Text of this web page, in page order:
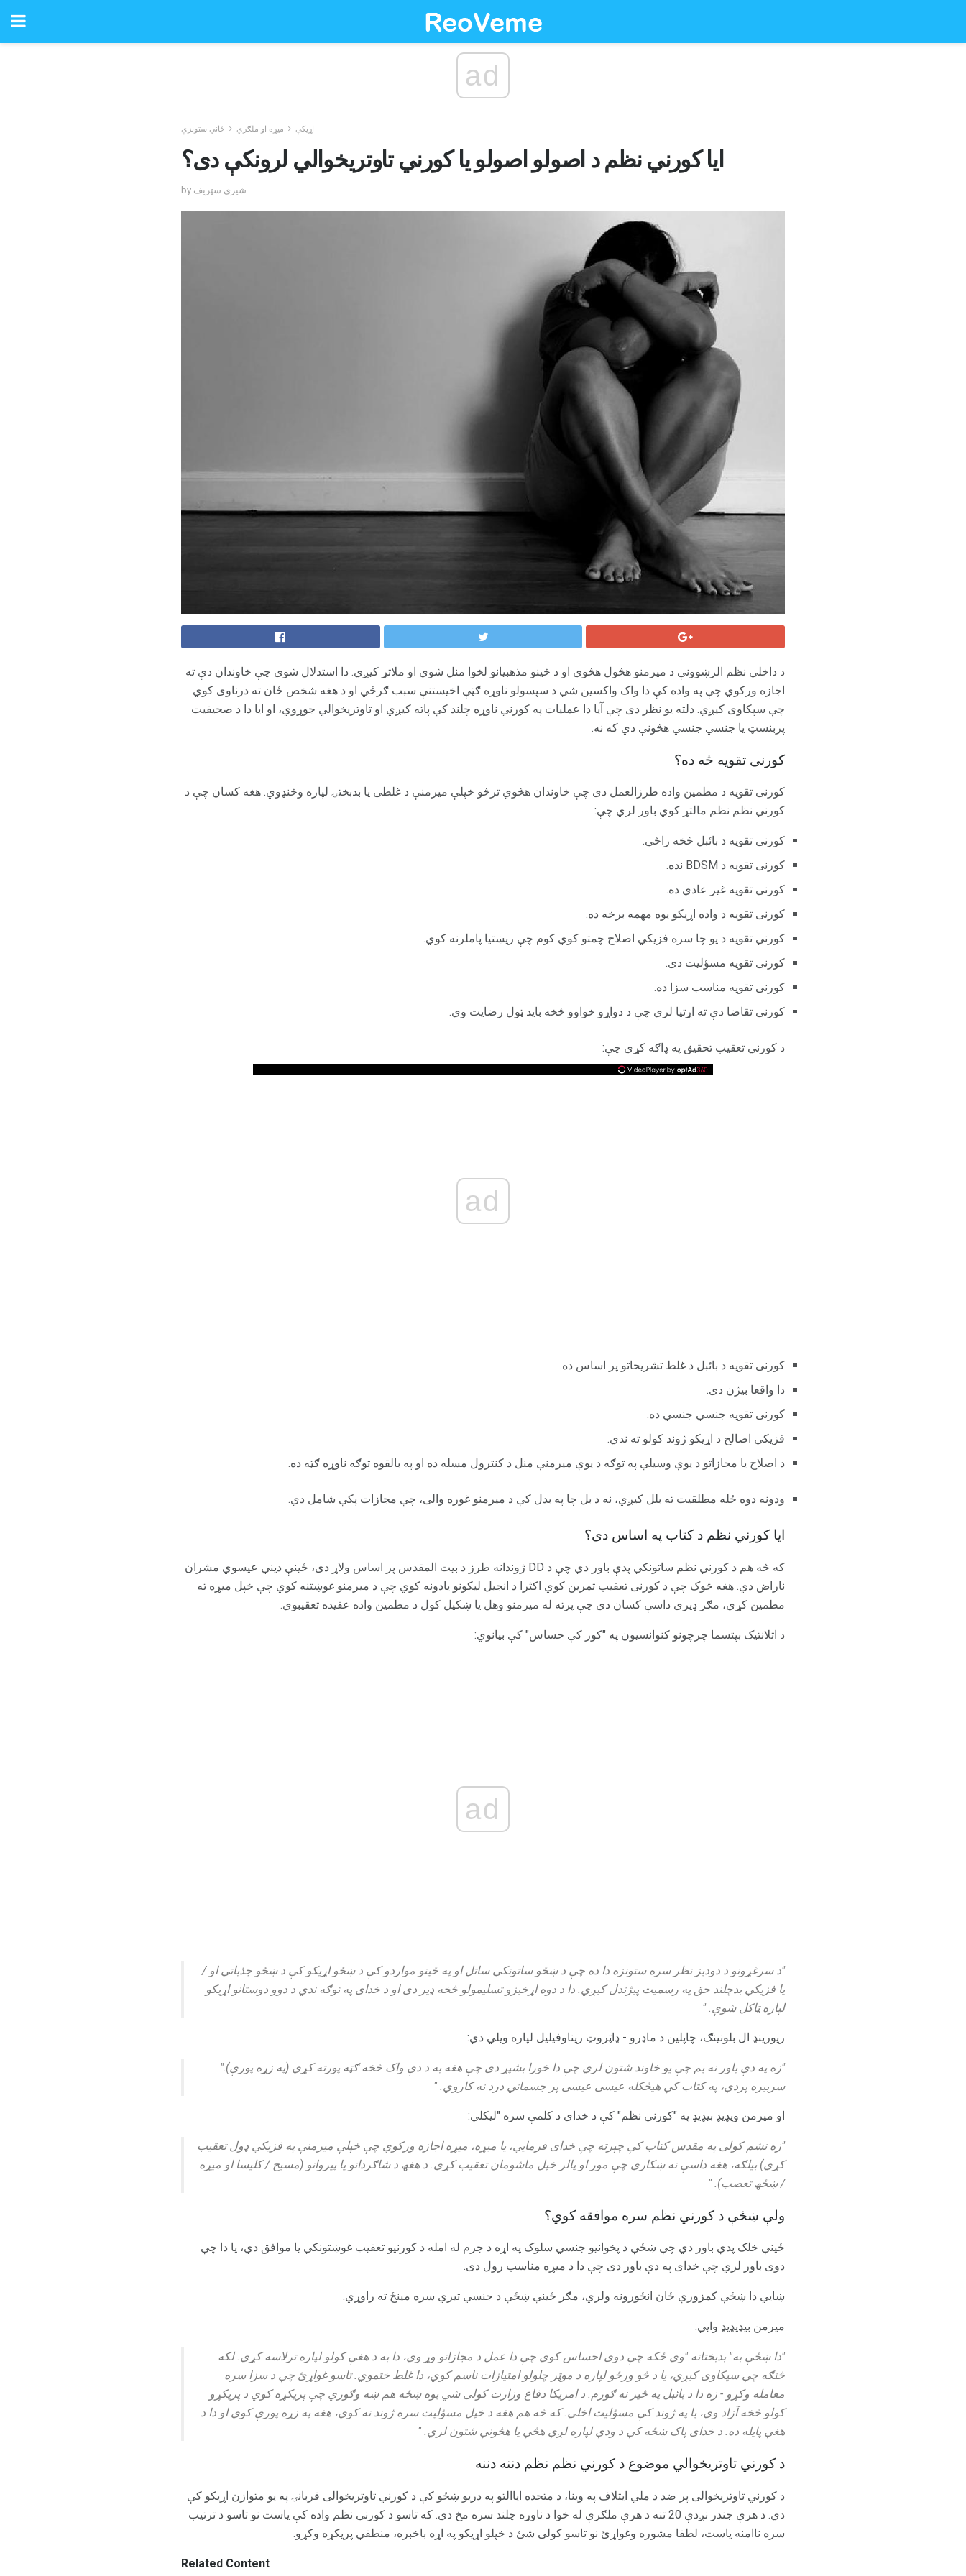
ad
اړیکې میړه او ملګري ځاني ستونزې
ایا کورني نظم د اصولو اصولو یا کورني تاوتریخوالي لرونکې دی؟
by شیری سټریف
د داخلي نظم الرښوونې د میرمنو هڅول هڅوي او د ځینو مذهبیانو لخوا منل شوي او ملاتړ کیږي. دا استدلال شوی چې خاوندان دې ته
اجازه ورکوي چې په واده کې دا واک واکسین شي د سپسولو ناوړه ګټې اخیستنې سبب ګرځي او د هغه شخص ځان ته درناوی کوي
چې سپکاوی کیږي. دلته یو نظر دی چې آیا دا عملیات په کورني ناوړه چلند کې پاته کیږي او تاوتریخوالي جوړوي، او ایا دا د صحیفیت
پربنسټ یا جنسي جنسي هڅونې دي که نه.
کورنی تقویه څه ده؟
کورنی تقویه د مطمین واده طرزالعمل دی چې خاوندان هڅوي ترڅو خپلې میرمنې د غلطی یا بدبختۍ لپاره وځنډوي. هغه کسان چې د
کورني نظم نظم مالتړ کوي باور لري چې:
کورنی تقویه د بائبل څخه راځي.
کورنی تقویه د BDSM نده.
کورني تقویه غیر عادي ده.
کورنی تقویه د واده اړیکو یوه مهمه برخه ده.
کورني تقویه د یو چا سره فزیکي اصلاح چمتو کوي کوم چې ریښتیا پاملرنه کوي.
کورنی تقویه مسؤلیت دی.
کورنی تقویه مناسب سزا ده.
کورنی تقاضا دې ته اړتیا لري چې د دواړو خواوو څخه باید ټول رضايت وي.
د کورني تعقیب تحقیق په ډاګه کړي چې:
ad
کورنی تقویه د بائبل د غلط تشریحاتو پر اساس ده.
دا واقعا بیژن دی.
کورنی تقویه جنسي جنسي ده.
فزیکي اصالح د اړیکو ژوند کولو ته ندي.
د اصلاح یا مجازاتو د یوې وسیلې په توګه د یوې میرمنې منل د کنترول مسله ده او په بالقوه توګه ناوړه ګټه ده.
ودونه دوه ځله مطلقیت ته بلل کیږي، نه د بل چا په بدل کې د میرمنو غوره والی، چې مجازات پکې شامل دي.
ایا کورني نظم د کتاب په اساس دی؟
که څه هم د کورني نظم ساتونکي پدې باور دي چې د DD ژوندانه طرز د بیت المقدس پر اساس ولاړ دی، ځینې دیني عیسوي مشران
ناراض دي. هغه څوک چې د کورنی تعقیب تمرین کوي ​​اکثرا د انجیل لیکونو یادونه کوي چې د میرمنو غوښتنه کوي چې خپل میړه ته
مطمین کړي، مګر ډیری داسې کسان دي چې پرته له میرمنو وهل یا ښکیل کول د مطمین واده عقیده تعقيبوي.
د اتلانتيک بپتسما چرچونو کنوانسيون په "کور کې حساس" کې بيانوي:
ad
"د سرغړونو د دودیز نظر سره ستونزه دا ده چې د ښځو ساتونکي ساتل او په ځینو مواردو کې د ښځو اړیکو کې د ښځو جذباتي او /
یا فزيکي بدچلند حق په رسمیت پیژندل کیږي. دا د دوه اړخیزو تسلیمولو څخه ډیر دی او د خدای په توګه ندي د دوو دوستانو اړیکو
لپاره ټاکل شوې. "
ریورینډ ال بلونینګ، چاپلین د ماډرو - ډاټروټ ریناوفیلیل لپاره ویلي دي:
"زه په دې باور نه یم چې یو خاوند شتون لري چې دا خورا بشپړ دی چې هغه به د دې واک څخه ګټه پورته کړي (په زړه پورې)."
سربيره پردې، په کتاب کې هیڅکله عیسی عیسی پر جسماني درد نه کاروي. "
او میرمن ویډیډ بیډیډ په "کورني نظم" کې د خدای د کلمې سره "لیکلي:
"زه نشم کولی په مقدس کتاب کې چېرته چې خدای فرمایي، یا میړه، میړه اجازه ورکوي چې خپلې میرمنې په فزيکي ډول تعقیب
کړي) بیلګه، هغه داسې نه ښکاري چې مور او پالر خپل ماشومان تعقیب کړي. د ھغھ د شاګردانو یا پیروانو (مسیح / کلیسا او میړه
/ ښځھ تعصب). "
ولې ښځې د کورني نظم سره موافقه کوي؟
ځینې ​​خلک پدې باور دي چې ښځې د پخوانیو جنسي سلوک په اړه د جرم له امله د کورنیو تعقیب غوښتونکي یا موافق دي، یا دا چې
دوی باور لري چې خدای په دې باور دی چې دا د میړه مناسب رول دی.
ښایي دا ښځې کمزورې ځان انځورونه ولري، مګر ځینې ښځې د جنسي تیري سره مینځ ته راوړي.
میرمن بیډیډیډ وايي:
"دا ښځې به" بدبختانه "وي ځکه چې دوی احساس کوي چې دا عمل د مجازاتو وړ وي، دا به د هغې کولو لپاره ترلاسه کړي. لکه
څنګه چې سپکاوی کیږي، یا د څو ورځو لپاره د موټر چلولو امتیازات ناسم کوي، دا غلط ختموي. تاسو غواړئ چې د سزا سره
معامله وکړو - زه دا د بائبل په څیر نه ګورم. د امریکا دفاع وزارت کولی شي یوه ښځه هم ښه وګوري چې پریکړه کوي د پریکړو
کولو څخه آزاد وي، یا په ژوند کې مسؤلیت اخلي. که څه هم هغه د خپل مسؤلیت سره ژوند نه کوي، هغه په ​​زړه پورې کوي او دا د
هغې پایله ده. د خدای پاک ښځه کې د ودې لپاره لږې هڅې یا هڅونې شتون لري. "
د کورني تاوتریخوالي موضوع د کورني نظم نظم دننه دننه
د کورني تاوتریخوالی پر ضد د ملي ایتلاف په وینا، د متحده ایاالتو په دریو ښځو کې د کورني تاوتریخوالی قربانۍ په یو متوازن اړیکو کې
دي. د هرې جندر نږدې 20 تنه د هرې ملګرې له خوا د ناوړه چلند سره مخ دي. که تاسو د کورني نظم واده کې یاست نو تاسو د ترتیب
سره ناامنه یاست، لطفا مشوره وغواړئ نو تاسو کولی شئ د خپلو اړیکو په اړه باخبره، منطقي پریکړه وکړو.
Related Content